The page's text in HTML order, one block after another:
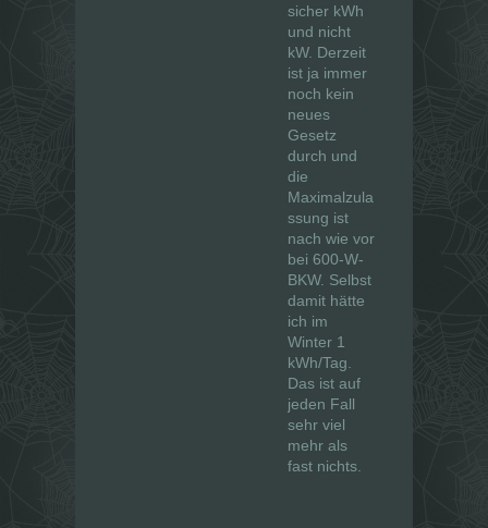
sicher kWh
und nicht
kW. Derzeit
ist ja immer
noch kein
neues
Gesetz
durch und
die
Maximalzula
ssung ist
nach wie vor
bei 600-W-
BKW. Selbst
damit hätte
ich im
Winter 1
kWh/Tag.
Das ist auf
jeden Fall
sehr viel
mehr als
fast nichts.